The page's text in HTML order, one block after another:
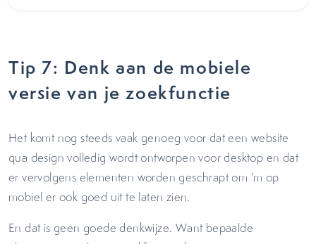
Tip 7: Denk aan de mobiele
versie van je zoekfunctie
Het komt nog steeds vaak genoeg voor dat een website
qua design volledig wordt ontworpen voor desktop en dat
er vervolgens elementen worden geschrapt om ‘m op
mobiel er ook goed uit te laten zien.
En dat is geen goede denkwijze. Want bepaalde